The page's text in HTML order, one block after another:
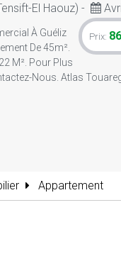
El Haouz) -
Prix:
À Guéliz
De 45m².
M². Pour Plus
Nous. Atlas Touareg
Appartement